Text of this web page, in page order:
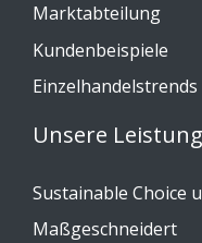
Marktabteilung
Kundenbeispiele
Einzelhandelstrends
Unsere
Sustainable Choice
Maßgeschneidert